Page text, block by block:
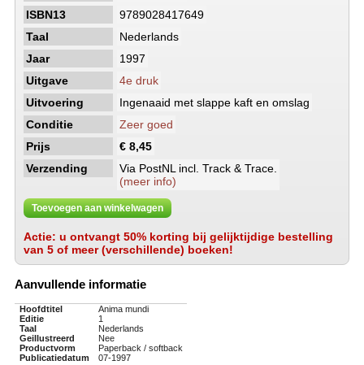
ISBN13
9789028417649
Taal
Nederlands
Jaar
1997
Uitgave
4e druk
Uitvoering
Ingenaaid met slappe kaft en omslag
Conditie
Zeer goed
Prijs
€ 8,45
Verzending
Via PostNL incl. Track & Trace.
(meer info)
Toevoegen aan winkelwagen
Actie: u ontvangt 50% korting bij gelijktijdige bestelling
van 5 of meer (verschillende) boeken!
Aanvullende informatie
Hoofdtitel
Anima mundi
Editie
1
Taal
Nederlands
Geillustreerd
Nee
Productvorm
Paperback / softback
Publicatiedatum
07-1997